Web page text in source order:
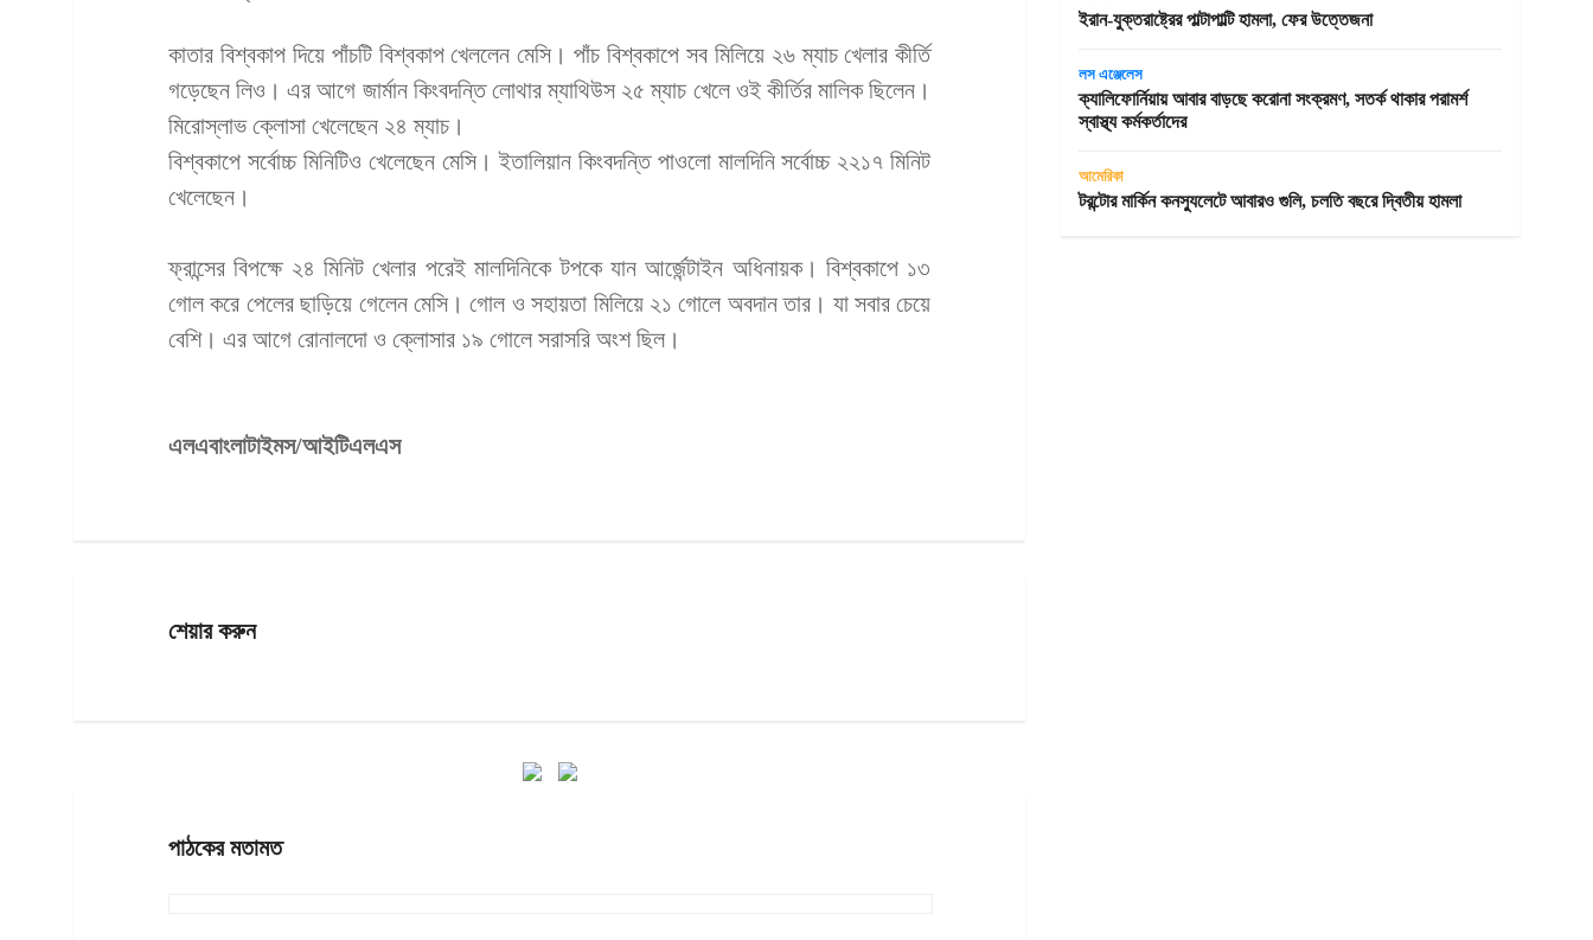
কাতার বিশ্বকাপ দিয়ে পাঁচটি বিশ্বকাপ খেললেন মেসি। পাঁচ বিশ্বকাপে সব মিলিয়ে ২৬ ম্যাচ খেলার কীর্তি
গড়েছেন লিও। এর আগে জার্মান কিংবদন্তি লোথার ম্যাথিউস ২৫ ম্যাচ খেলে ওই কীর্তির মালিক ছিলেন।
মিরোস্লাভ ক্লোসা খেলেছেন ২৪ ম্যাচ।
বিশ্বকাপে সর্বোচ্চ মিনিটিও খেলেছেন মেসি। ইতালিয়ান কিংবদন্তি পাওলো মালদিনি সর্বোচ্চ ২২১৭ মিনিট
খেলেছেন।
ফ্রান্সের বিপক্ষে ২৪ মিনিট খেলার পরেই মালদিনিকে টপকে যান আর্জেন্টাইন অধিনায়ক। বিশ্বকাপে ১৩
গোল করে পেলের ছাড়িয়ে গেলেন মেসি। গোল ও সহায়তা মিলিয়ে ২১ গোলে অবদান তার। যা সবার চেয়ে
বেশি। এর আগে রোনালদো ও ক্লোসার ১৯ গোলে সরাসরি অংশ ছিল।
এলএবাংলাটাইমস/আইটিএলএস
শেয়ার করুন
পাঠকের মতামত
ইরান-যুক্তরাষ্ট্রের পাল্টাপাল্টি হামলা, ফের উত্তেজনা
লস এঞ্জেলেস
ক্যালিফোর্নিয়ায় আবার বাড়ছে করোনা সংক্রমণ, সতর্ক থাকার পরামর্শ
স্বাস্থ্য কর্মকর্তাদের
আমেরিকা
টরন্টোর মার্কিন কনস্যুলেটে আবারও গুলি, চলতি বছরে দ্বিতীয় হামলা